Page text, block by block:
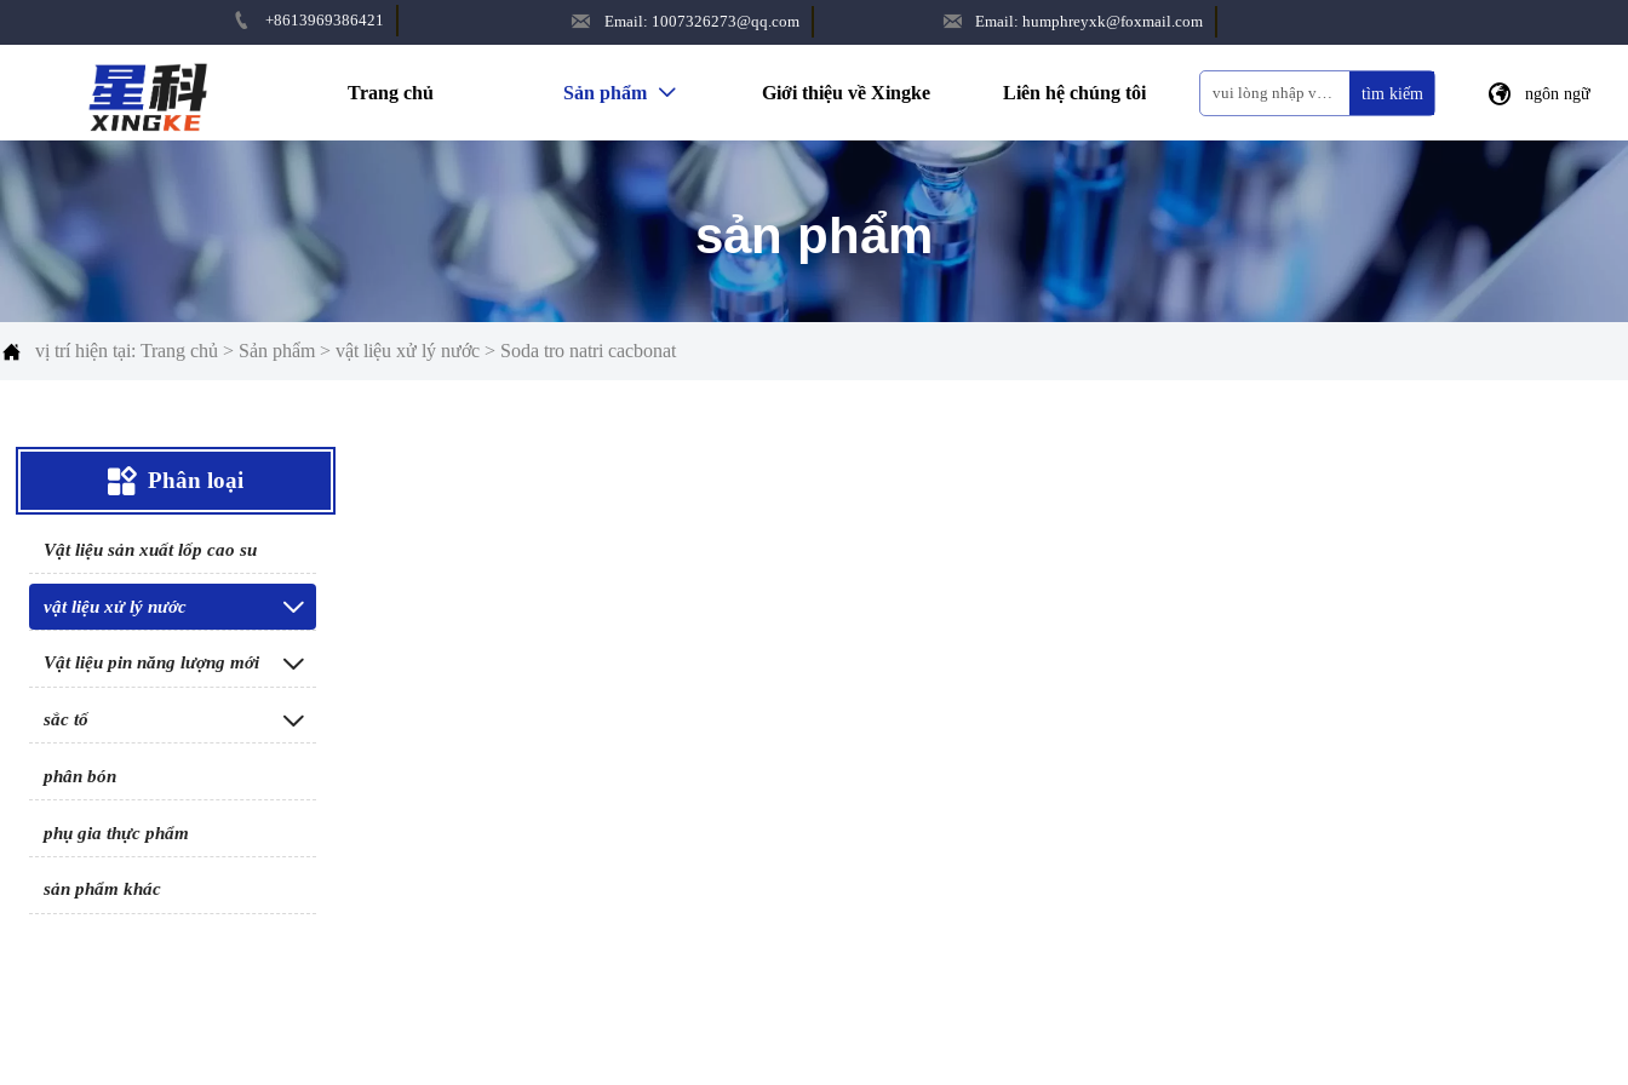
 +8613969386421  Email: 1007326273@qq.com  Email: humphreyxk@foxmail.com
Trang chủ Sản phẩm  Giới thiệu về Xingke Liên hệ chúng tôi tìm kiếm  ngôn ngữ
sản phẩm
 vị trí hiện tại: Trang chủ > Sản phẩm> vật liệu xử lý nước> Soda tro natri cacbonat
 Phân loại
Vật liệu sản xuất lốp cao su
vật liệu xử lý nước 
Vật liệu pin năng lượng mới 
sắc tố 
phân bón
phụ gia thực phẩm
sản phẩm khác